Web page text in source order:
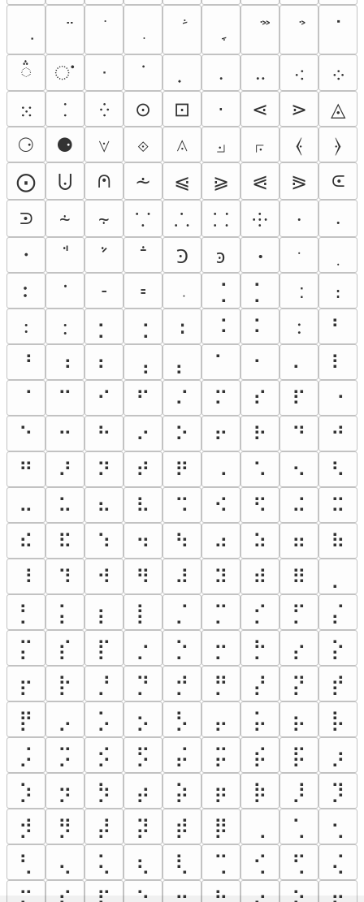
ॱ
૽
ൎ ᐧ ᣟ ․ ‥ ⁖
⁘
⁙
⁚ ⁛ ⊙ ⊡ ⋅ ⋖ ⋗
◬
⚆
⚈ ⟇ ⟐ ⟑ ⟓ ⟔ ⦑
⦒
⨀
⨃ ⩀ ⩪ ⩿ ⪀ ⪗ ⪘
⪽
⪾
⸞ ⸟ ⸪ ⸫ ⸬ ⸭ ⸱
⸳
・
ꜗ ꜘ ꜙ Ꜿ ꜿ ꞏ ﮲
︰
𐩐 𑁉 𑁊 ⢈ ⡁
։
꞉
ᱺ ⡂ ⢐ ꓽ ⠨ ⠅ :
⠃
⠘
⠰ ⠆ ⢠ ⡄ ⠁ ⠂ ⠄
⠇
⠈
⠉ ⠊ ⠋ ⠌ ⠍ ⠎ ⠏
⠐
⠑
⠒ ⠓ ⠔ ⠕ ⠖ ⠗ ⠙
⠚
⠛
⠜ ⠝ ⠞ ⠟ ⠠ ⠡ ⠢
⠣
⠤
⠥ ⠦ ⠧ ⠩ ⠪ ⠫ ⠬
⠭
⠮
⠯ ⠱ ⠲ ⠳ ⠴ ⠵ ⠶
⠷
⠸
⠹ ⠺ ⠻ ⠼ ⠽ ⠾ ⠿
⡃
⡅ ⡆ ⡇ ⡈ ⡉ ⡊ ⡋
⡌
⡍
⡎ ⡏ ⡐ ⡑ ⡒ ⡓ ⡔
⡕
⡖
⡗ ⡘ ⡙ ⡚ ⡛ ⡜ ⡝
⡞
⡟
⡠ ⡡ ⡢ ⡣ ⡤ ⡥ ⡦
⡧
⡨
⡩ ⡪ ⡫ ⡬ ⡭ ⡮ ⡯
⡰
⡱
⡲ ⡳ ⡴ ⡵ ⡶ ⡷ ⡸
⡹
⡺
⡻ ⡼ ⡽ ⡾ ⡿ ⢁
⢂
⢃
⢄ ⢅ ⢆ ⢇ ⢉ ⢊ ⢋
⢌